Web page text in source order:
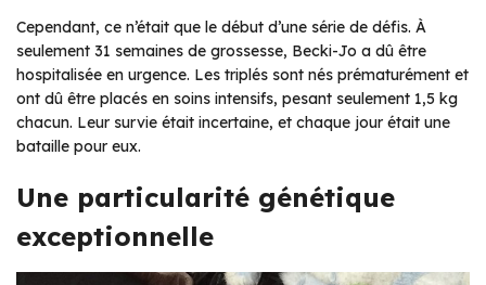
Cependant, ce n’était que le début d’une série de défis. À
seulement 31 semaines de grossesse, Becki-Jo a dû être
hospitalisée en urgence. Les triplés sont nés prématurément et
ont dû être placés en soins intensifs, pesant seulement 1,5 kg
chacun. Leur survie était incertaine, et chaque jour était une
bataille pour eux.
Une particularité génétique
exceptionnelle